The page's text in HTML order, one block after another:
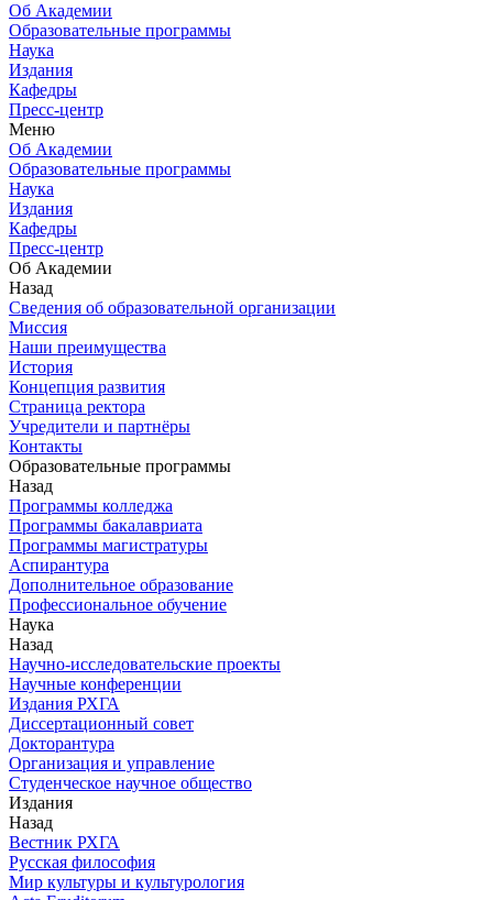
Об Академии
Образовательные программы
Наука
Издания
Кафедры
Пресс-центр
Меню
Об Академии
Образовательные программы
Наука
Издания
Кафедры
Пресс-центр
Об Академии
Назад
Сведения об образовательной организации
Миссия
Наши преимущества
История
Концепция развития
Страница ректора
Учредители и партнёры
Контакты
Образовательные программы
Назад
Программы колледжа
Программы бакалавриата
Программы магистратуры
Аспирантура
Дополнительное образование
Профессиональное обучение
Наука
Назад
Научно-исследовательские проекты
Научные конференции
Издания РХГА
Диссертационный совет
Докторантура
Организация и управление
Студенческое научное общество
Издания
Назад
Вестник РХГА
Русская философия
Мир культуры и культурология